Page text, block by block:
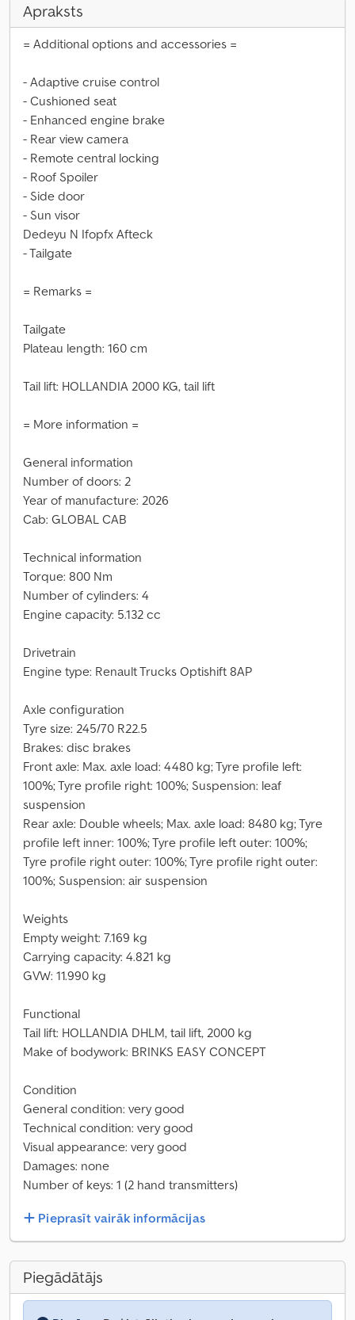
Apraksts
= Additional options and accessories =
- Adaptive cruise control
- Cushioned seat
- Enhanced engine brake
- Rear view camera
- Remote central locking
- Roof Spoiler
- Side door
- Sun visor
Dedeyu N Ifopfx Afteck
- Tailgate
= Remarks =
Tailgate
Plateau length: 160 cm
Tail lift: HOLLANDIA 2000 KG, tail lift
= More information =
General information
Number of doors: 2
Year of manufacture: 2026
Cab: GLOBAL CAB
Technical information
Torque: 800 Nm
Number of cylinders: 4
Engine capacity: 5.132 cc
Drivetrain
Engine type: Renault Trucks Optishift 8AP
Axle configuration
Tyre size: 245/70 R22.5
Brakes: disc brakes
Front axle: Max. axle load: 4480 kg; Tyre profile left:
100%; Tyre profile right: 100%; Suspension: leaf
suspension
Rear axle: Double wheels; Max. axle load: 8480 kg; Tyre
profile left inner: 100%; Tyre profile left outer: 100%;
Tyre profile right outer: 100%; Tyre profile right outer:
100%; Suspension: air suspension
Weights
Empty weight: 7.169 kg
Carrying capacity: 4.821 kg
GVW: 11.990 kg
Functional
Tail lift: HOLLANDIA DHLM, tail lift, 2000 kg
Make of bodywork: BRINKS EASY CONCEPT
Condition
General condition: very good
Technical condition: very good
Visual appearance: very good
Damages: none
Number of keys: 1 (2 hand transmitters)
Pieprasīt vairāk informācijas
Piegādātājs